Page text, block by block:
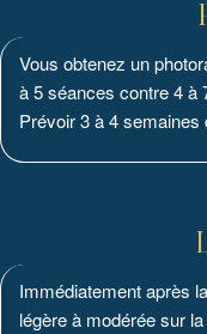
Vous obtenez un
à 5 séances contre 4 à
Prévoir 3 à 4 semaines
Immédiatement après
légère à modérée sur